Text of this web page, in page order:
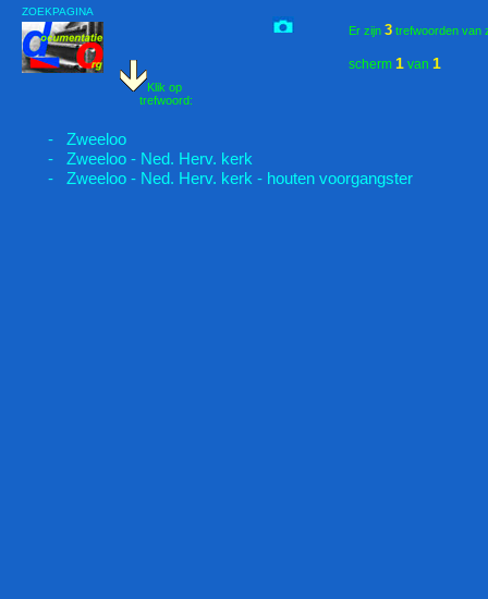
Klik op
trefwoord:
ZOEKPAGINA
- Zweeloo
- Zweeloo - Ned. Herv. kerk
- Zweeloo - Ned. Herv. kerk - houten voorgangster
Er zijn 3 trefwoorden van
scherm 1 van 1